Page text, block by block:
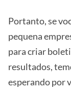
Portanto, se
pequena
para criar
resultados,
esperando por